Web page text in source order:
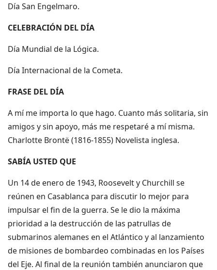
Día San Engelmaro.
CELEBRACIÓN DEL DÍA
Día Mundial de la Lógica.
Día Internacional de la Cometa.
FRASE DEL DÍA
A mí me importa lo que hago. Cuanto más solitaria, sin
amigos y sin apoyo, más me respetaré a mí misma.
Charlotte Brontë (1816-1855) Novelista inglesa.
SABÍA USTED QUE
Un 14 de enero de 1943, Roosevelt y Churchill se
reúnen en Casablanca para discutir lo mejor para
impulsar el fin de la guerra. Se le dio la máxima
prioridad a la destrucción de las patrullas de
submarinos alemanes en el Atlántico y al lanzamiento
de misiones de bombardeo combinadas en los Países
del Eje. Al final de la reunión también anunciaron que